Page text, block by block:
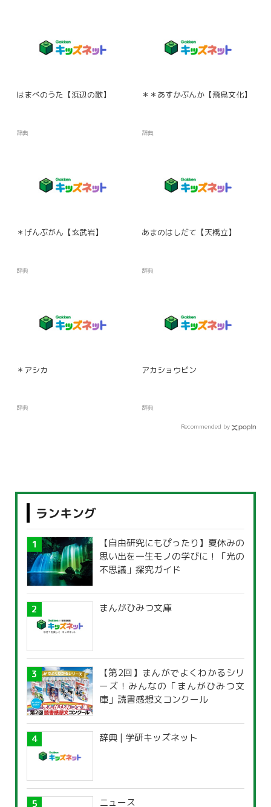
はまべのうた【浜辺の歌】
辞典
＊＊あすかぶんか【飛鳥文化】
辞典
＊げんぶがん【玄武岩】
辞典
あまのはしだて【天橋立】
辞典
＊アシカ
辞典
アカショウビン
辞典
Recommended by
ランキング
【自由研究にもぴったり】夏休みの
思い出を一生モノの学びに！「光の
不思議」探究ガイド
まんがひみつ文庫
【第2回】まんがでよくわかるシリ
ーズ！みんなの「まんがひみつ文
庫」読書感想文コンクール
辞典 | 学研キッズネット
ニュース